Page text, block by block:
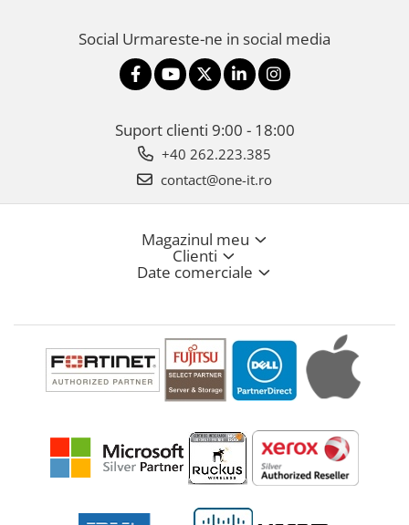
Social Urmareste-ne in social media
Suport clienti 9:00 - 18:00
+40 262.223.385
contact@one-it.ro
Magazinul meu
Clienti
Date comerciale